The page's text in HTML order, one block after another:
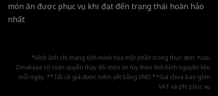
món ăn được phục vụ khi đạt đến trạng thái hoàn hảo
nhất
*Hình ảnh chỉ mang tính minh họa một phần trong thực đơn; Yuzu
Omakase có toàn quyền thay đổi món ăn tùy theo tình hình nguyên liệu
mỗi ngày. **Tất cả giá được niêm yết bằng VND **Giá chưa bao gồm
VAT và phí phục vụ